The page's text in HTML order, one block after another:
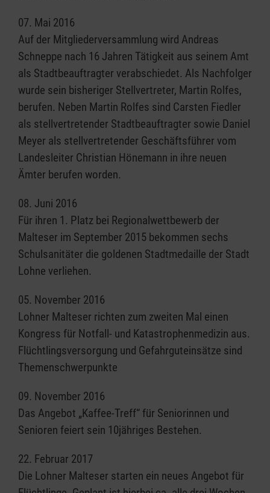
07. Mai 2016
Auf der Mitgliederversammlung wird Andreas
Schneppe nach 16 Jahren Tätigkeit aus seinem Amt
als Stadtbeauftragter verabschiedet. Als Nachfolger
wurde sein bisheriger Stellvertreter, Martin Rolfes,
berufen. Neben Martin Rolfes sind Carsten Fiedler
als stellvertretender Stadtbeauftragter sowie Daniel
Meyer als stellvertretender Geschäftsführer vom
Landesleiter Christian Hönemann in ihre neuen
Ämter berufen worden.
08. Juni 2016
Für ihren 1. Platz bei Regionalwettbewerb der
Malteser im September 2015 bekommen sechs
Schulsanitäter die goldenen Stadtmedaille der Stadt
Lohne verliehen.
05. November 2016
Lohner Malteser richten zum zweiten Mal einen
Kongress für Notfall- und Katastrophenmedizin aus.
Flüchtlingsversorgung und Gefahrguteinsätze sind
Themenschwerpunkte
09. November 2016
Das Angebot „Kaffee-Treff“ für Seniorinnen und
Senioren feiert sein 10jähriges Bestehen.
22. Februar 2017
Die Lohner Malteser starten ein neues Angebot für